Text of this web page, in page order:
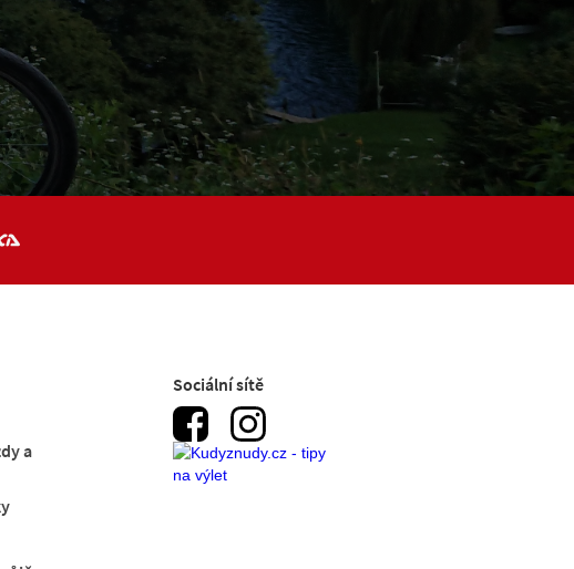
a
Sociální sítě